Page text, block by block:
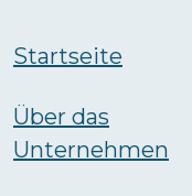
Startseite
Über das
Unternehmen